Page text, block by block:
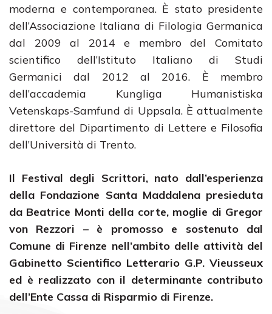
moderna e contemporanea. È stato presidente
dell’Associazione Italiana di Filologia Germanica
dal 2009 al 2014 e membro del Comitato
scientifico dell’Istituto Italiano di Studi
Germanici dal 2012 al 2016. È membro
dell’accademia Kungliga Humanistiska
Vetenskaps-Samfund di Uppsala. È attualmente
direttore del Dipartimento di Lettere e Filosofia
dell’Università di Trento.
Il Festival degli Scrittori, nato dall’esperienza
della Fondazione Santa Maddalena presieduta
da Beatrice Monti della corte, moglie di Gregor
von Rezzori – è promosso e sostenuto dal
Comune di Firenze nell’ambito delle attività del
Gabinetto Scientifico Letterario G.P. Vieusseux
ed è realizzato con il determinante contributo
dell’Ente Cassa di Risparmio di Firenze.